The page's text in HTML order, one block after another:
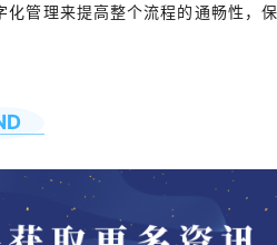
管理来提高整个流程的通畅性，